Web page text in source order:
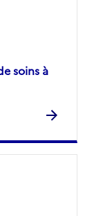
soins à